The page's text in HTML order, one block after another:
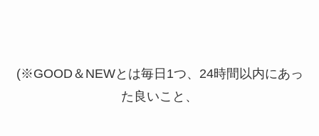
(※GOOD ＆ NEWとは毎日 1つ、 24時間以内にあっ
た良いこと、